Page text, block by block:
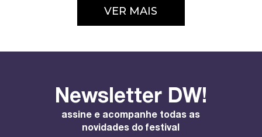
VER MAIS
Newsletter DW!
assine e acompanhe todas as
novidades do festival